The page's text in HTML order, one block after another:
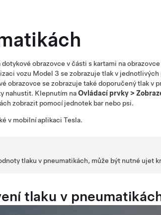
obrazovce v části s kartami na
vozu Model 3 se zobrazuje tlak v
obrazovce se zobrazuje také doporučený tlak v
nahustit. Klepnutím naOvládací prvky >
zobrazit pomocí jednotek bar nebo psi.
v mobilní aplikaci Tesla.
tlaku v pneumatikách, může být nutné ujet
tlaku v